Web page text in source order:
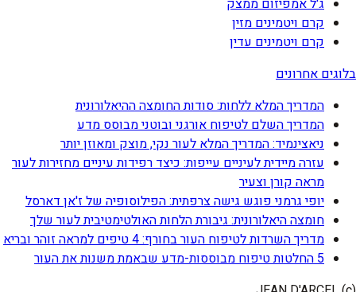
ג'ל אמפיזום ממצק
קרם ויטמינים מזין
קרם ויטמינים עדין
בלוגים אחרונים
המדריך המלא ללחות: סודות החומצה ההיאלורונית
המדריך השלם לטיפוח אורגני ובוטני מבוסס מדע
ניאצינמיד: המדריך המלא לעור נקי, מוצק ומאוזן יותר
עזרה מיידית לעיניים עייפות: כיצד רפידות עיניים מחזירות לעור
מראה קורן וצעיר
יופי גרמני פוגש גישה צרפתית: הפילוסופיה של ז'אן דארסל
חומצה היאלורונית: גיבורת הלחות האולטימטיבית לעור שלך
מדריך השרדות לטיפוח העור בחורף: 4 טיפים למראה זוהר ובריא
5 החלטות טיפוח מבוססות-מדע שבאמת משנות את העור